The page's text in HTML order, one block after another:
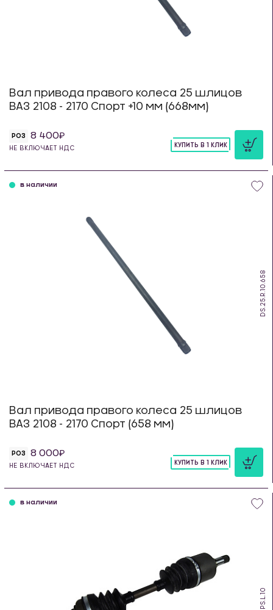
Вал привода правого колеса 25 шлицов
ВАЗ 2108 - 2170 Спорт +10 мм (668мм)
РОЗ 8 400
НЕ ВКЛЮЧАЕТ НДС
КУПИТЬ В 1 КЛИК
DS.25.R.10.658
в наличии
Вал привода правого колеса 25 шлицов
ВАЗ 2108 - 2170 Спорт (658 мм)
РОЗ 8 000
НЕ ВКЛЮЧАЕТ НДС
КУПИТЬ В 1 КЛИК
PS.L.10
в наличии